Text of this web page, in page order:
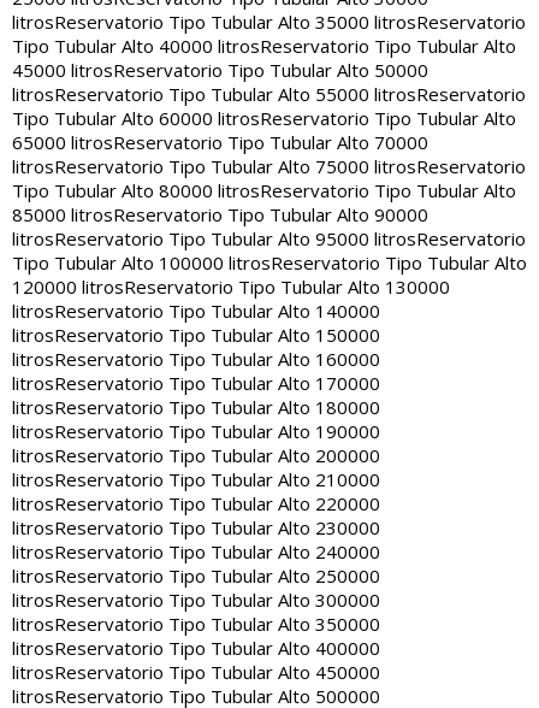
litrosReservatorio Tipo Tubular Alto 35000 litrosReservatorio
Tipo Tubular Alto 40000 litrosReservatorio Tipo Tubular Alto
45000 litrosReservatorio Tipo Tubular Alto 50000
litrosReservatorio Tipo Tubular Alto 55000 litrosReservatorio
Tipo Tubular Alto 60000 litrosReservatorio Tipo Tubular Alto
65000 litrosReservatorio Tipo Tubular Alto 70000
litrosReservatorio Tipo Tubular Alto 75000 litrosReservatorio
Tipo Tubular Alto 80000 litrosReservatorio Tipo Tubular Alto
85000 litrosReservatorio Tipo Tubular Alto 90000
litrosReservatorio Tipo Tubular Alto 95000 litrosReservatorio
Tipo Tubular Alto 100000 litrosReservatorio Tipo Tubular Alto
120000 litrosReservatorio Tipo Tubular Alto 130000
litrosReservatorio Tipo Tubular Alto 140000
litrosReservatorio Tipo Tubular Alto 150000
litrosReservatorio Tipo Tubular Alto 160000
litrosReservatorio Tipo Tubular Alto 170000
litrosReservatorio Tipo Tubular Alto 180000
litrosReservatorio Tipo Tubular Alto 190000
litrosReservatorio Tipo Tubular Alto 200000
litrosReservatorio Tipo Tubular Alto 210000
litrosReservatorio Tipo Tubular Alto 220000
litrosReservatorio Tipo Tubular Alto 230000
litrosReservatorio Tipo Tubular Alto 240000
litrosReservatorio Tipo Tubular Alto 250000
litrosReservatorio Tipo Tubular Alto 300000
litrosReservatorio Tipo Tubular Alto 350000
litrosReservatorio Tipo Tubular Alto 400000
litrosReservatorio Tipo Tubular Alto 450000
litrosReservatorio Tipo Tubular Alto 500000